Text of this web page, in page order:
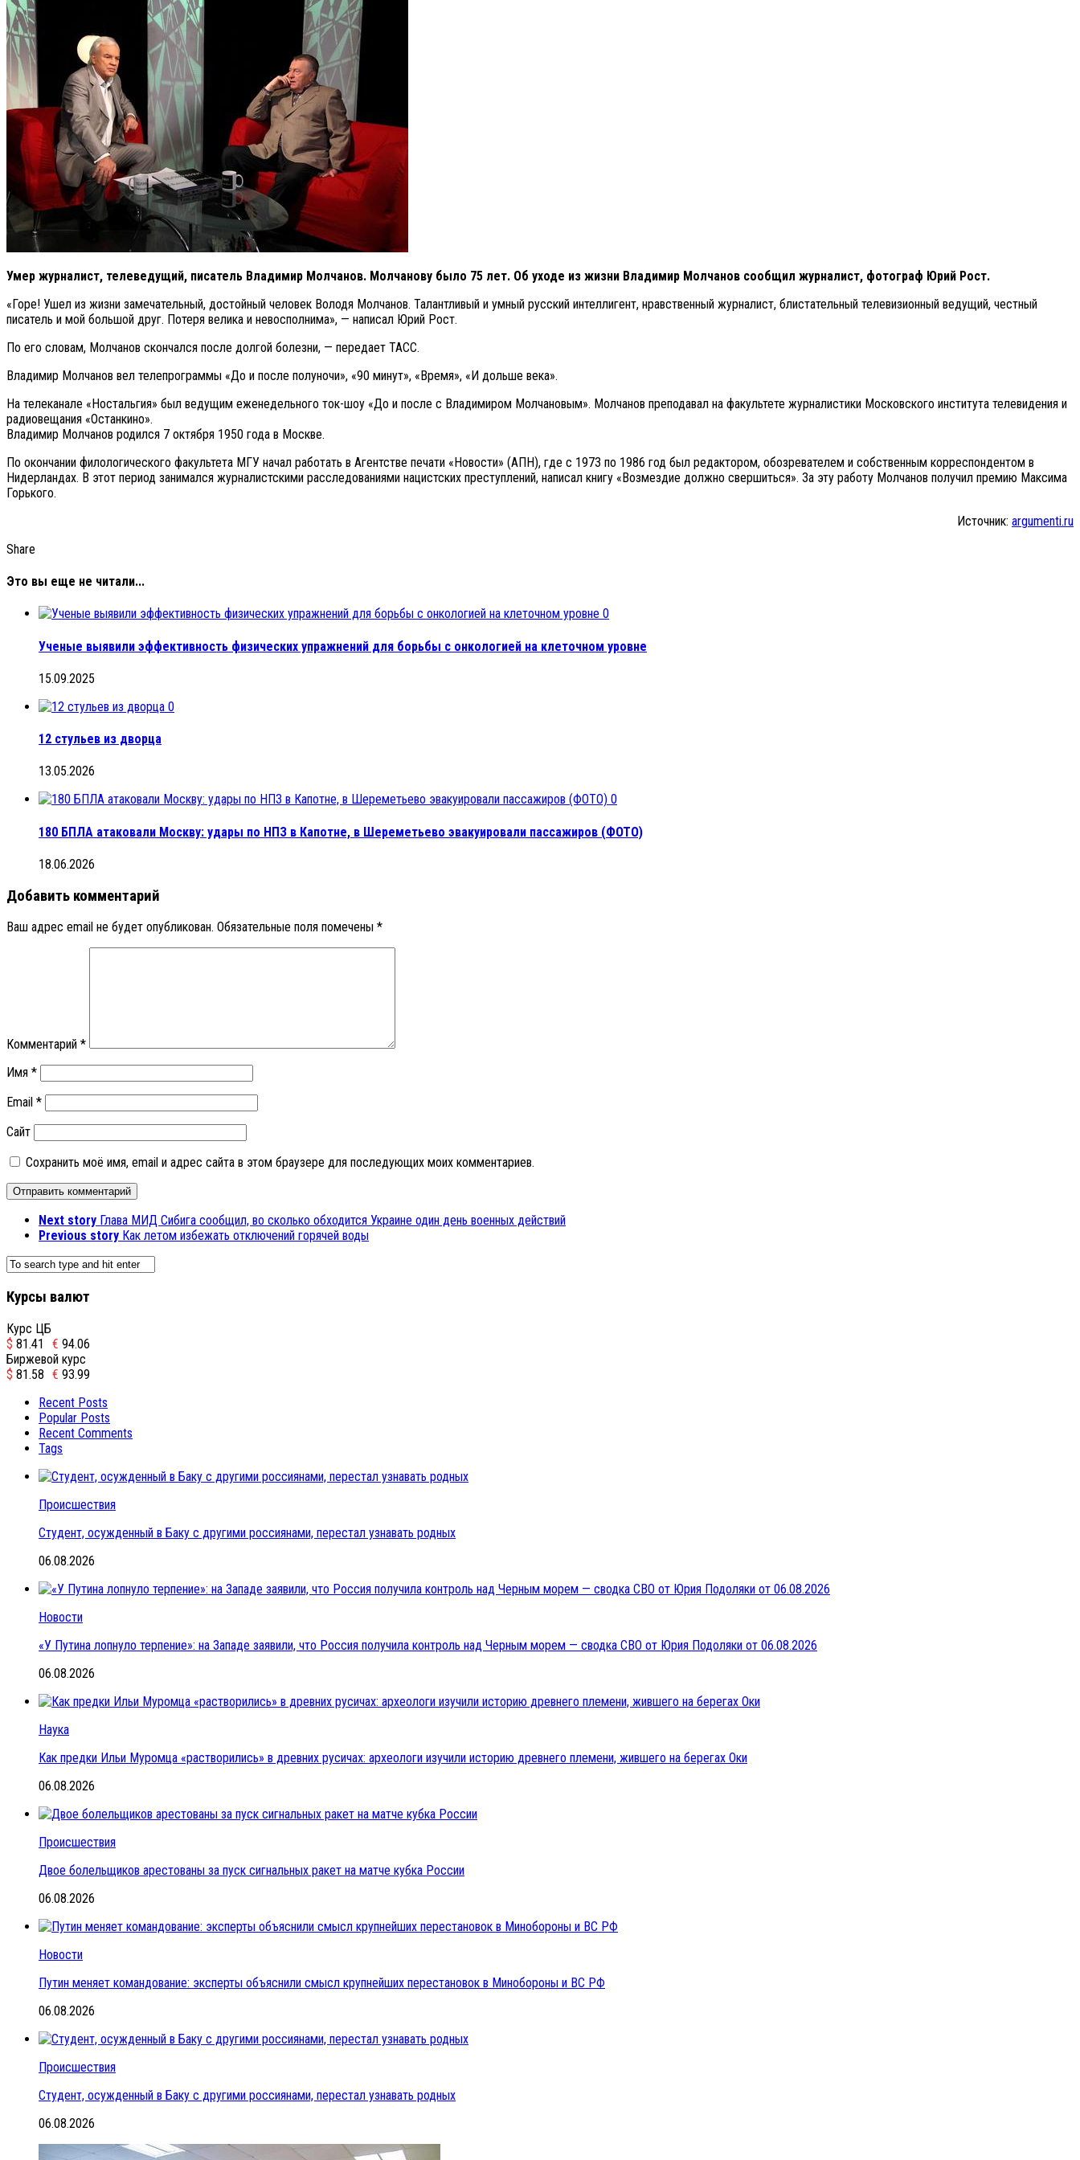
Умер журналист, телеведущий, писатель Владимир Молчанов. Молчанову было 75 лет. Об уходе из жизни Владимир Молчанов сообщил журналист, фотограф Юрий Рост.
«Горе! Ушел из жизни замечательный, достойный человек Володя Молчанов. Талантливый и умный русский интеллигент, нравственный журналист, блистательный телевизионный ведущий, честный
писатель и мой большой друг. Потеря велика и невосполнима», — написал Юрий Рост.
По его словам, Молчанов скончался после долгой болезни, — передает ТАСС.
Владимир Молчанов вел телепрограммы «До и после полуночи», «90 минут», «Время», «И дольше века».
На телеканале «Ностальгия» был ведущим еженедельного ток-шоу «До и после с Владимиром Молчановым». Молчанов преподавал на факультете журналистики Московского института телевидения и
радиовещания «Останкино».
Владимир Молчанов родился 7 октября 1950 года в Москве.
По окончании филологического факультета МГУ начал работать в Агентстве печати «Новости» (АПН), где с 1973 по 1986 год был редактором, обозревателем и собственным корреспондентом в
Нидерландах. В этот период занимался журналистскими расследованиями нацистских преступлений, написал книгу «Возмездие должно свершиться». За эту работу Молчанов получил премию Максима
Горького.
Источник: argumenti.ru
Share
Это вы еще не читали...
0
Ученые выявили эффективность физических упражнений для борьбы с онкологией на клеточном уровне
15.09.2025
0
12 стульев из дворца
13.05.2026
0
180 БПЛА атаковали Москву: удары по НПЗ в Капотне, в Шереметьево эвакуировали пассажиров (ФОТО)
18.06.2026
Добавить комментарий
Ваш адрес email не будет опубликован. Обязательные поля помечены *
Комментарий *
Имя *
Email *
Сайт
Сохранить моё имя, email и адрес сайта в этом браузере для последующих моих комментариев.
Next story Глава МИД Сибига сообщил, во сколько обходится Украине один день военных действий
Previous story Как летом избежать отключений горячей воды
Курсы валют
Курс ЦБ
$ 81.41 € 94.06
Биржевой курс
$ 81.58 € 93.99
Recent Posts
Popular Posts
Recent Comments
Tags
Происшествия
Студент, осужденный в Баку с другими россиянами, перестал узнавать родных
06.08.2026
Новости
«У Путина лопнуло терпение»: на Западе заявили, что Россия получила контроль над Черным морем — сводка СВО от Юрия Подоляки от 06.08.2026
06.08.2026
Наука
Как предки Ильи Муромца «растворились» в древних русичах: археологи изучили историю древнего племени, жившего на берегах Оки
06.08.2026
Происшествия
Двое болельщиков арестованы за пуск сигнальных ракет на матче кубка России
06.08.2026
Новости
Путин меняет командование: эксперты объяснили смысл крупнейших перестановок в Минобороны и ВС РФ
06.08.2026
Происшествия
Студент, осужденный в Баку с другими россиянами, перестал узнавать родных
06.08.2026